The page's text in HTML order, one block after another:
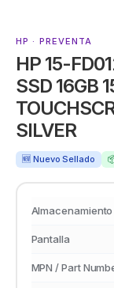
ACER
→
HP · PREVENTA
HP 15-
SSD 16GB
SILVER
🆕 Nuevo Sellado
Almacenamiento
Pantalla
MPN / Part